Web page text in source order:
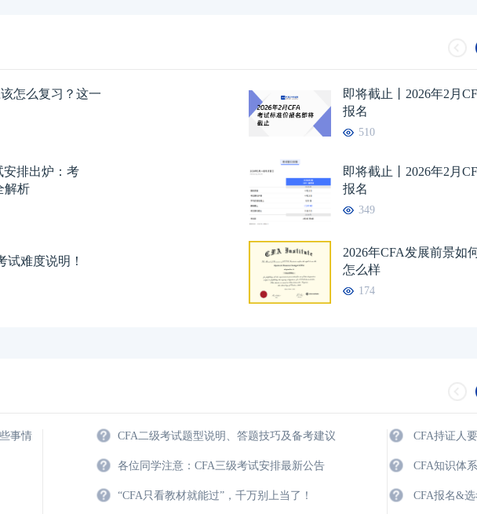
怎么复习？这一
即将截止丨2026年2月
报名
510
安排出炉：考
解析
即将截止丨2026年2月
报名
349
试难度说明！
2026年CFA发展前景如
怎么样
174
事情 CFA二级考试题型说明、答题技巧及备考建议
各位同学注意：CFA三级考试安排最新公告
“CFA只看教材就能过”，千万别上当了！
CFA持证人
CFA知识体
CFA报名&